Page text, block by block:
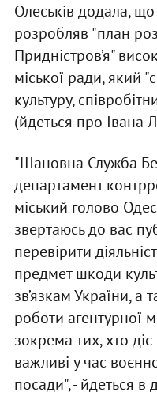
Олеськів додала,
розробляв "план
Придністров’я"
міської ради, який
культуру,
(йдеться про Івана
"Шановна Служба
департамент
міський голово
звертаюсь до вас
перевірити
предмет шкоди
зв’язкам України, а
роботи агентурної
зокрема тих, хто
важливі у час
посади", - йдеться в